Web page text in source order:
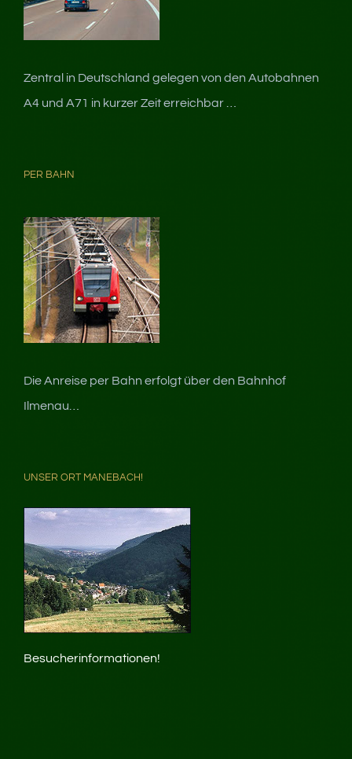
Zentral in Deutschland gelegen von den Autobahnen
A4 und A71 in kurzer Zeit erreichbar …
PER BAHN
Die Anreise per Bahn erfolgt über den Bahnhof
Ilmenau…
UNSER ORT MANEBACH!
Besucherinformationen!